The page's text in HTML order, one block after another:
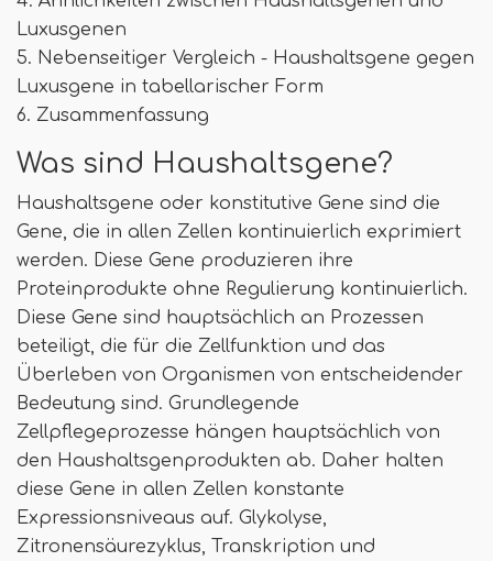
Luxusgenen
5. Nebenseitiger Vergleich - Haushaltsgene gegen
Luxusgene in tabellarischer Form
6. Zusammenfassung
Was sind Haushaltsgene?
Haushaltsgene oder konstitutive Gene sind die
Gene, die in allen Zellen kontinuierlich exprimiert
werden. Diese Gene produzieren ihre
Proteinprodukte ohne Regulierung kontinuierlich.
Diese Gene sind hauptsächlich an Prozessen
beteiligt, die für die Zellfunktion und das
Überleben von Organismen von entscheidender
Bedeutung sind. Grundlegende
Zellpflegeprozesse hängen hauptsächlich von
den Haushaltsgenprodukten ab. Daher halten
diese Gene in allen Zellen konstante
Expressionsniveaus auf. Glykolyse,
Zitronensäurezyklus, Transkription und